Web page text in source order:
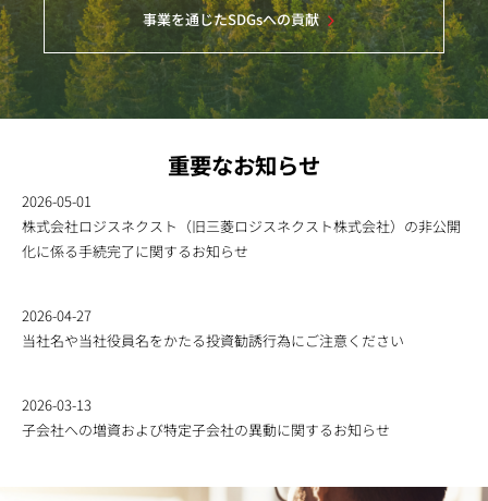
事業を通じたSDGsへの貢献
重要なお知らせ
2026-05-01
株式会社ロジスネクスト（旧三菱ロジスネクスト株式会社）の非公開
化に係る手続完了に関するお知らせ
2026-04-27
当社名や当社役員名をかたる投資勧誘行為にご注意ください
2026-03-13
子会社への増資および特定子会社の異動に関するお知らせ